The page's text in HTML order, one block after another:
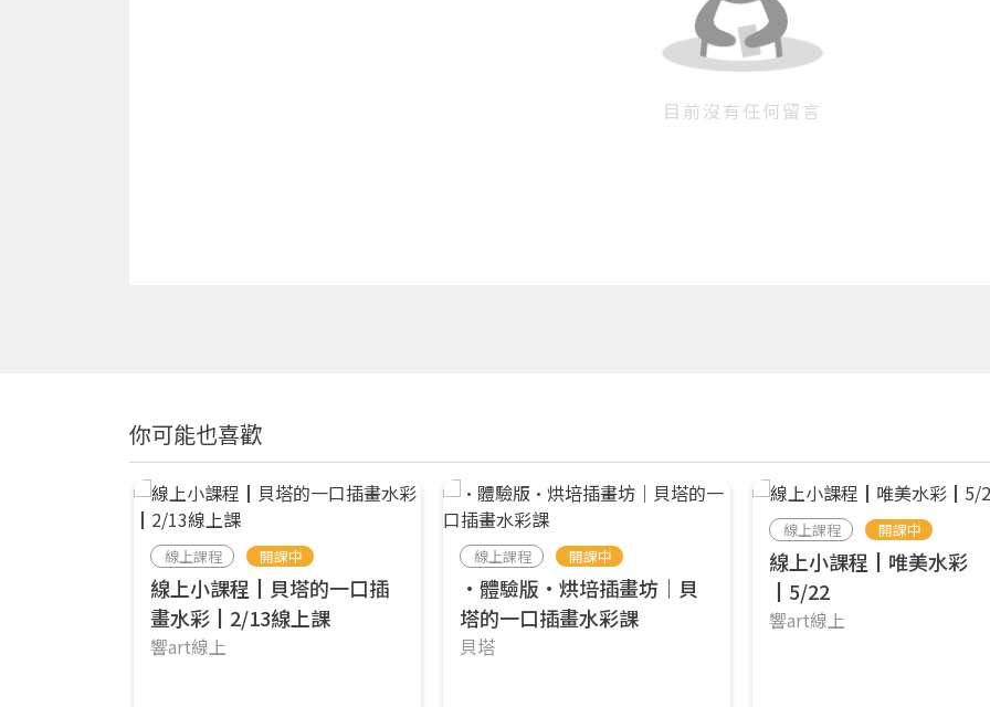
目前沒有任何留言
你可能也喜歡
線上課程 開課中
線上小課程┃貝塔的一口插
畫水彩┃2/13線上課
響art線上
線上課程 開課中
•體驗版•烘培插畫坊｜貝
塔的一口插畫水彩課
貝塔
線上課程 開課中
線上小課程┃唯美水彩
┃5/22
響art線上